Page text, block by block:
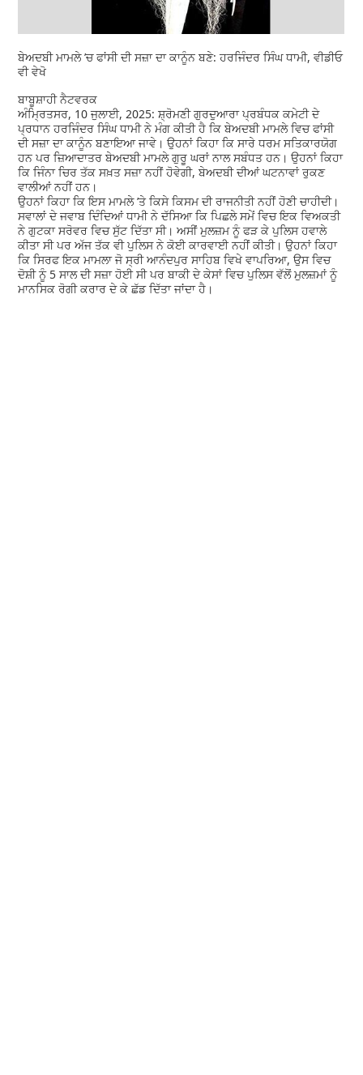
ਬੇਅਦਬੀ ਮਾਮਲੇ ’ਚ ਫਾਂਸੀ ਦੀ ਸਜ਼ਾ ਦਾ ਕਾਨੂੰਨ ਬਣੇ: ਹਰਜਿੰਦਰ ਸਿੰਘ ਧਾਮੀ, ਵੀਡੀਓ
ਵੀ ਵੇਖੋ
ਬਾਬੂਸ਼ਾਹੀ ਨੈਟਵਰਕ
ਅੰਮ੍ਰਿਤਸਰ, 10 ਜੁਲਾਈ, 2025: ਸ਼੍ਰੋਮਣੀ ਗੁਰਦੁਆਰਾ ਪ੍ਰਬੰਧਕ ਕਮੇਟੀ ਦੇ
ਪ੍ਰਧਾਨ ਹਰਜਿੰਦਰ ਸਿੰਘ ਧਾਮੀ ਨੇ ਮੰਗ ਕੀਤੀ ਹੈ ਕਿ ਬੇਅਦਬੀ ਮਾਮਲੇ ਵਿਚ ਫਾਂਸੀ
ਦੀ ਸਜ਼ਾ ਦਾ ਕਾਨੂੰਨ ਬਣਾਇਆ ਜਾਵੇ। ਉਹਨਾਂ ਕਿਹਾ ਕਿ ਸਾਰੇ ਧਰਮ ਸਤਿਕਾਰਯੋਗ
ਹਨ ਪਰ ਜ਼ਿਆਦਾਤਰ ਬੇਅਦਬੀ ਮਾਮਲੇ ਗੁਰੂ ਘਰਾਂ ਨਾਲ ਸਬੰਧਤ ਹਨ। ਉਹਨਾਂ ਕਿਹਾ
ਕਿ ਜਿੰਨਾ ਚਿਰ ਤੱਕ ਸਖ਼ਤ ਸਜ਼ਾ ਨਹੀਂ ਹੋਵੇਗੀ, ਬੇਅਦਬੀ ਦੀਆਂ ਘਟਨਾਵਾਂ ਰੁਕਣ
ਵਾਲੀਆਂ ਨਹੀਂ ਹਨ।
ਉਹਨਾਂ ਕਿਹਾ ਕਿ ਇਸ ਮਾਮਲੇ ’ਤੇ ਕਿਸੇ ਕਿਸਮ ਦੀ ਰਾਜਨੀਤੀ ਨਹੀਂ ਹੋਣੀ ਚਾਹੀਦੀ।
ਸਵਾਲਾਂ ਦੇ ਜਵਾਬ ਦਿੰਦਿਆਂ ਧਾਮੀ ਨੇ ਦੱਸਿਆ ਕਿ ਪਿਛਲੇ ਸਮੇਂ ਵਿਚ ਇਕ ਵਿਅਕਤੀ
ਨੇ ਗੁਟਕਾ ਸਰੋਵਰ ਵਿਚ ਸੁੱਟ ਦਿੱਤਾ ਸੀ। ਅਸੀਂ ਮੁਲਜ਼ਮ ਨੂੰ ਫੜ ਕੇ ਪੁਲਿਸ ਹਵਾਲੇ
ਕੀਤਾ ਸੀ ਪਰ ਅੱਜ ਤੱਕ ਵੀ ਪੁਲਿਸ ਨੇ ਕੋਈ ਕਾਰਵਾਈ ਨਹੀਂ ਕੀਤੀ। ਉਹਨਾਂ ਕਿਹਾ
ਕਿ ਸਿਰਫ ਇਕ ਮਾਮਲਾ ਜੋ ਸ੍ਰੀ ਆਨੰਦਪੁਰ ਸਾਹਿਬ ਵਿਖੇ ਵਾਪਰਿਆ, ਉਸ ਵਿਚ
ਦੋਸ਼ੀ ਨੂੰ 5 ਸਾਲ ਦੀ ਸਜ਼ਾ ਹੋਈ ਸੀ ਪਰ ਬਾਕੀ ਦੇ ਕੇਸਾਂ ਵਿਚ ਪੁਲਿਸ ਵੱਲੋਂ ਮੁਲਜ਼ਮਾਂ ਨੂੰ
ਮਾਨਸਿਕ ਰੋਗੀ ਕਰਾਰ ਦੇ ਕੇ ਛੱਡ ਦਿੱਤਾ ਜਾਂਦਾ ਹੈ।